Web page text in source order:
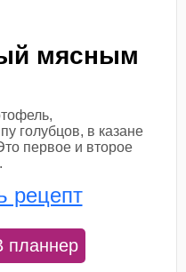
мясным
голубцов, в казане
первое и второе
рецепт
планнер